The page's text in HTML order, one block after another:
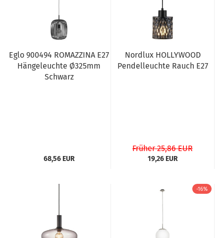
Eglo 900494 ROMAZZINA E27
Hängeleuchte Ø325mm
Schwarz
68,56 EUR
Nordlux HOLLYWOOD
Pendelleuchte Rauch E27
Früher 25,86 EUR
19,26 EUR
-16%